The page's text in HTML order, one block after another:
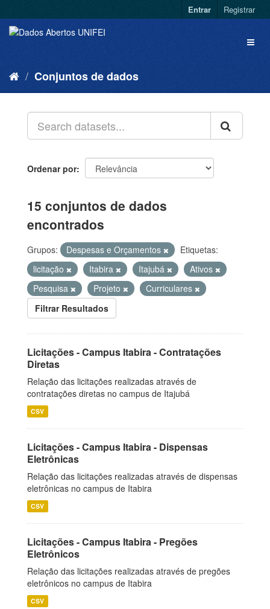
Entrar Registrar
Conjuntos de dados
Ordenar por
15 conjuntos de dados
encontrados
Grupos: Despesas e Orçamentos
Etiquetas:
licitação
Itabira Itajubá
Ativos
Pesquisa
Projeto
Curriculares
Filtrar Resultados
Licitações - Campus Itabira - Contratações
Diretas
Relação das licitações realizadas através de
contratações diretas no campus de Itajubá
CSV
Licitações - Campus Itabira - Dispensas
Eletrônicas
Relação das licitações realizadas através de dispensas
eletrônicas no campus de Itabira
CSV
Licitações - Campus Itabira - Pregões
Eletrônicos
Relação das licitações realizadas através de pregões
eletrônicos no campus de Itabira
CSV